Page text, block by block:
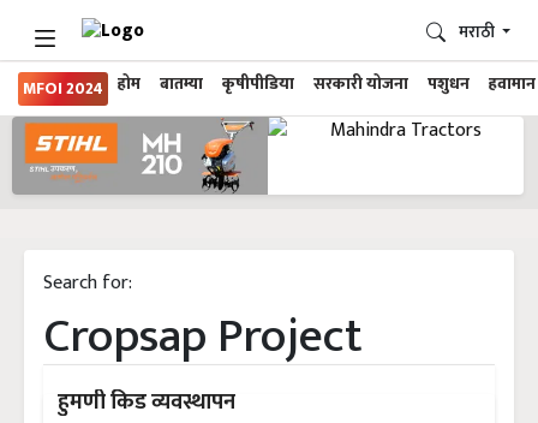
MFOI 2024 होम बातम्या कृषीपीडिया सरकारी योजना पशुधन हवामान
मराठी
Search for:
Cropsap Project
हुमणी किड व्यवस्थापन